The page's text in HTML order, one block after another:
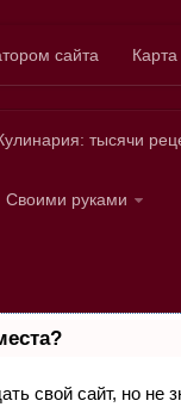
сайта
тысячи
Своими руками
свой сайт, но не